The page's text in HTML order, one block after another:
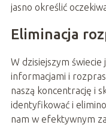
jasno określić
Eliminacja
W dzisiejszym
informacjami i
naszą koncentrację i
identyfikować i
nam w efektywnym